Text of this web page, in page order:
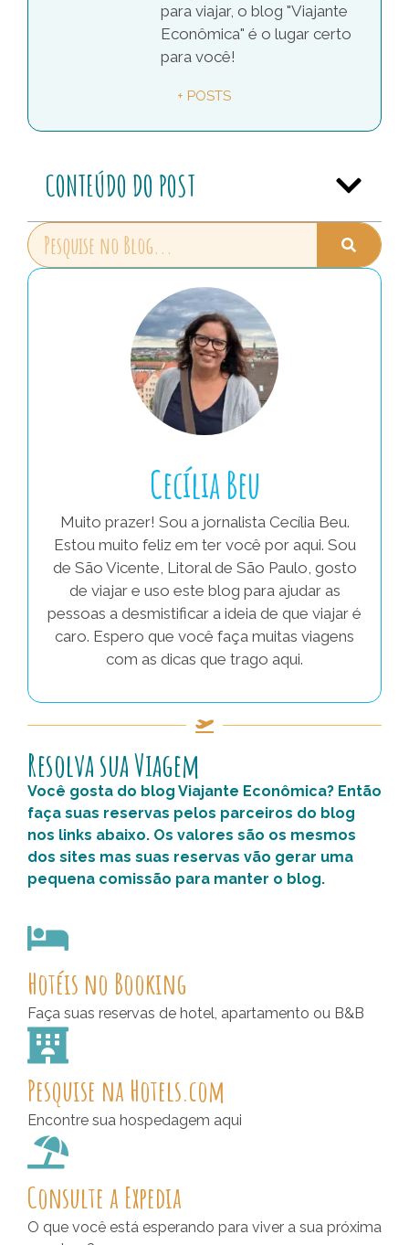
para viajar, o blog "Viajante
Econômica" é o lugar certo
para você!
+ POSTS
CONTEÚDO DO POST
Cecília Beu
Muito prazer! Sou a jornalista Cecília Beu.
Estou muito feliz em ter você por aqui. Sou
de São Vicente, Litoral de São Paulo, gosto
de viajar e uso este blog para ajudar as
pessoas a desmistificar a ideia de que viajar é
caro. Espero que você faça muitas viagens
com as dicas que trago aqui.
Resolva sua Viagem
Você gosta do blog Viajante Econômica? Então
faça suas reservas pelos parceiros do blog
nos links abaixo. Os valores são os mesmos
dos sites mas suas reservas vão gerar uma
pequena comissão para manter o blog.
Hotéis no Booking
Faça suas reservas de hotel, apartamento ou B&B
Pesquise na Hotels.com
Encontre sua hospedagem aqui
Consulte a Expedia
O que você está esperando para viver a sua próxima